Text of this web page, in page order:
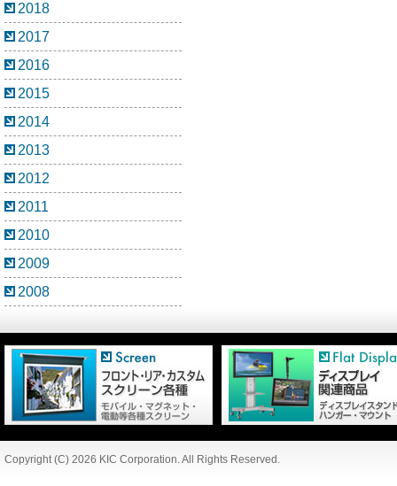
2018
2017
2016
2015
2014
2013
2012
2011
2010
2009
2008
Copyright (C) 2026 KIC Corporation. All Rights Reserved.